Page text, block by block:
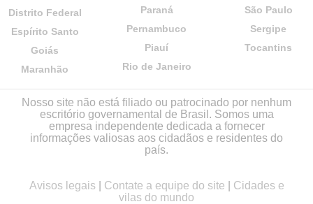
Distrito Federal
Espírito Santo
Goiás
Maranhão
Paraná
Pernambuco
Piauí
Rio de Janeiro
São Paulo
Sergipe
Tocantins
Nosso site não está filiado ou patrocinado por nenhum
escritório governamental de Brasil. Somos uma
empresa independente dedicada a fornecer
informações valiosas aos cidadãos e residentes do
país.
Avisos legais Contate a equipe do site
Cidades e
vilas do mundo